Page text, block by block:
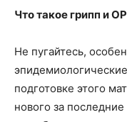
Что такое грипп и
Не пугайтесь,
подготовке этого
нового за